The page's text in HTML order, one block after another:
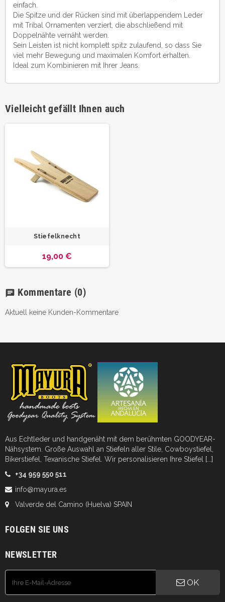
einfach.
Die Spitze und der Rücken sind mit überlappendem Leder
mit Tribal Ornamenten verziert, die abschließend mit
Doppelnähte vernäht werden.
Sein Leisten ist nicht komplett spitz zulaufend, so dass Sie
viel mehr Bewegung und maximalen Komfort erhalten.
Ideal zum Kombinieren mit Ihrer Jeans.
Vielleicht gefällt Ihnen auch
Stiefelknecht
19,00 €
chat Kommentare (0)
Aktuell keine Kunden-Kommentare
Aus Echtleder und handgenäht mit dem berühmten GOODYEAR-
Nähsystem. Große Auswahl an Stiefeln aller Stile, Cowboystiefel,
Bikerstiefel, Texanische Stiefel. Wir personalisieren Ihre Stiefel [...]
+34 959 550 511
info@mayura.es
Valverde del Camino (Huelva) SPAIN
FOLGEN SIE UNS
NEWSLETTER
OK